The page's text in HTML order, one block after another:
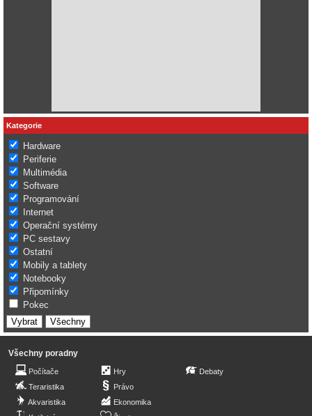
Kategorie
Hardware
Periferie
Multimédia
Software
Programování
Internet
Operační systémy
PC sestavy
Ostatní
Mobily a tablety
Notebooky
Připomínky
Pokec
Všechny poradny
Počítače
Teraristika
Akvaristika
Hry
Právo
Ekonomika
Debaty